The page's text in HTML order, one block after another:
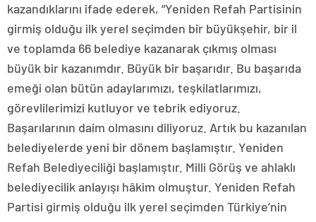
kazandıklarını ifade ederek, “Yeniden Refah Partisinin
girmiş olduğu ilk yerel seçimden bir büyükşehir, bir il
ve toplamda 66 belediye kazanarak çıkmış olması
büyük bir kazanımdır. Büyük bir başarıdır. Bu başarıda
emeği olan bütün adaylarımızı, teşkilatlarımızı,
görevlilerimizi kutluyor ve tebrik ediyoruz.
Başarılarının daim olmasını diliyoruz. Artık bu kazanılan
belediyelerde yeni bir dönem başlamıştır. Yeniden
Refah Belediyeciliği başlamıştır. Milli Görüş ve ahlaklı
belediyecilik anlayışı hâkim olmuştur. Yeniden Refah
Partisi girmiş olduğu ilk yerel seçimden Türkiye’nin